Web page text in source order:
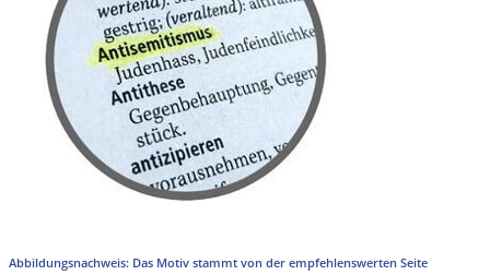
Abbildungsnachweis: Das Motiv stammt von der empfehlenswerten Seite